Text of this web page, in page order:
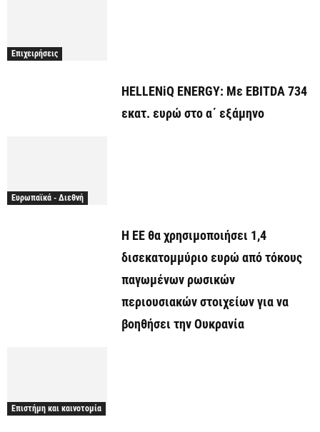
Επιχειρήσεις
HELLENiQ ENERGY: Με EBITDA 734
εκατ. ευρώ στο α΄ εξάμηνο
Ευρωπαϊκά - Διεθνή
Η ΕΕ θα χρησιμοποιήσει 1,4
δισεκατομμύριο ευρώ από τόκους
παγωμένων ρωσικών
περιουσιακών στοιχείων για να
βοηθήσει την Ουκρανία
Επιστήμη και καινοτομία